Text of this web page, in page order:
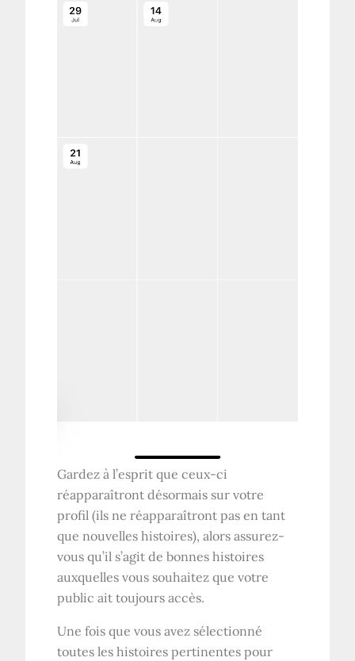
Gardez à l’esprit que ceux-ci
réapparaîtront désormais sur votre
profil (ils ne réapparaîtront pas en tant
que nouvelles histoires), alors assurez-
vous qu’il s’agit de bonnes histoires
auxquelles vous souhaitez que votre
public ait toujours accès.
Une fois que vous avez sélectionné
toutes les histoires pertinentes pour